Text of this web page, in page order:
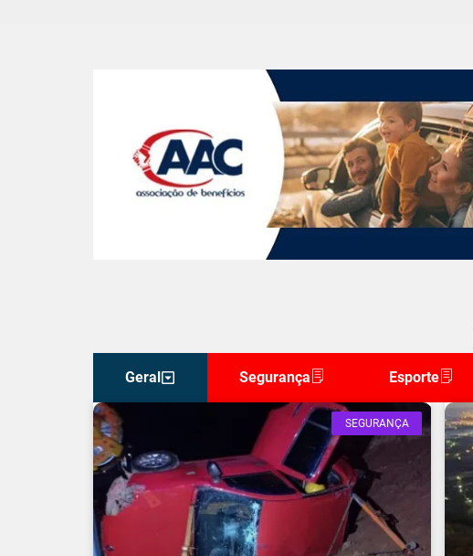
Geral Segurança Esporte
SEGURANÇA